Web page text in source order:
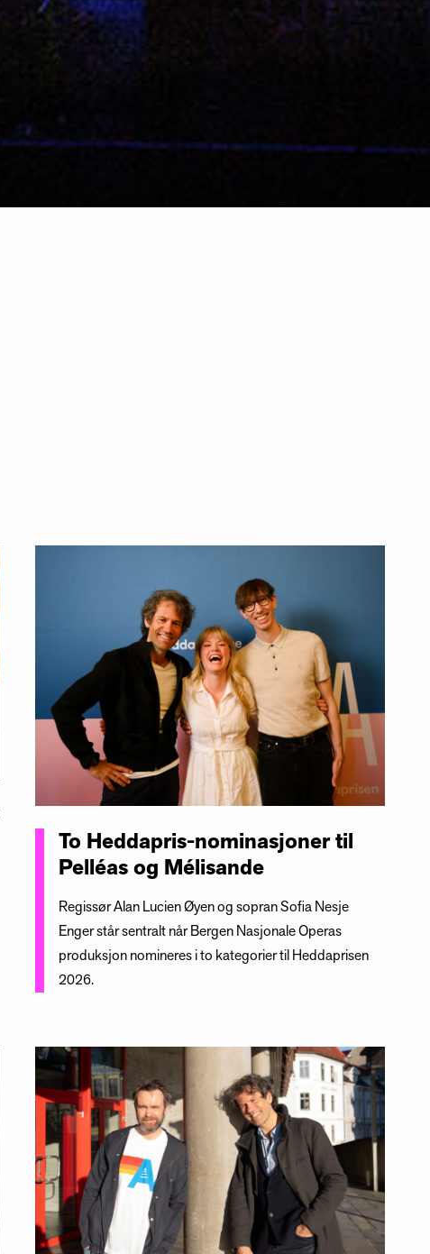
To Heddapris-nominasjoner til
Pelléas og Mélisande
Regissør Alan Lucien Øyen og sopran Sofia Nesje
Enger står sentralt når Bergen Nasjonale Operas
produksjon nomineres i to kategorier til Heddaprisen
2026.